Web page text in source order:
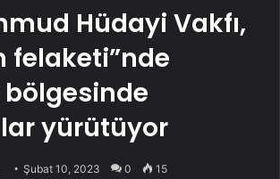
Hüdayi Vakfı,
felaketi”nde
yürütüyor
Şubat 10, 2023 0 15